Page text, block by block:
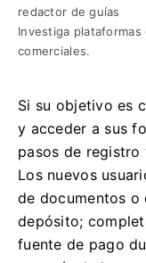
redactor de guías
Investiga
comerciales.
Si su objetivo es
y acceder a sus
pasos de
Los nuevos
de documentos o
depósito;
fuente de pago